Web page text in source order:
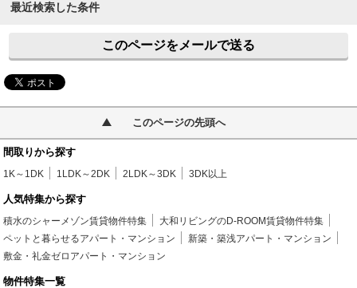
最近検索した条件
このページをメールで送る
このページの先頭へ
間取りから探す
1K～1DK 1LDK～2DK 2LDK～3DK 3DK以上
人気特集から探す
積水のシャーメゾン賃貸物件特集
大和リビングのD-ROOM賃貸物件特集
ペットと暮らせるアパート・マンション
新築・築浅アパート・マンション
敷金・礼金ゼロアパート・マンション
物件特集一覧